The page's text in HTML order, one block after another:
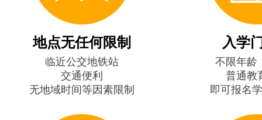
地点无任何限制
临近公交地铁站
交通便利
无地域时间等因素限制
入学
不限年龄
普通教
即可报名